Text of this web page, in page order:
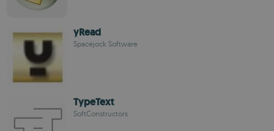
yRead
Spacejock Software
TypeText
SoftConstructors